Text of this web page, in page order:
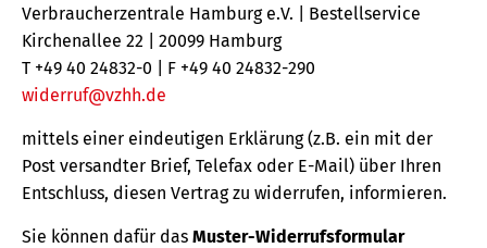
Verbraucherzentrale Hamburg e.V. | Bestellservice
Kirchenallee 22 | 20099 Hamburg
T +49 40 24832-0 | F +49 40 24832-290
widerruf@vzhh.de
mittels einer eindeutigen Erklärung (z.B. ein mit der
Post versandter Brief, Telefax oder E-Mail) über Ihren
Entschluss, diesen Vertrag zu widerrufen, informieren.
Sie können dafür das Muster-Widerrufsformular